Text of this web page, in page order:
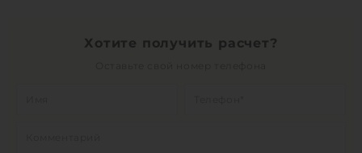
Хотите получить расчет?